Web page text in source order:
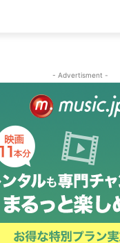
- Advertisment -